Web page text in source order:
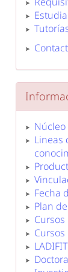
Lineas
Fecha
Plan
Cursos
LADIFIT